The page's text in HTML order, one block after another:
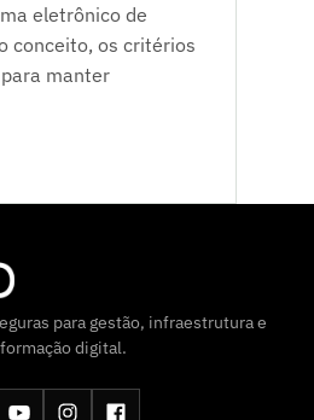
eletrônico de
conceito, os critérios
manter
para gestão, infraestrutura e
digital.